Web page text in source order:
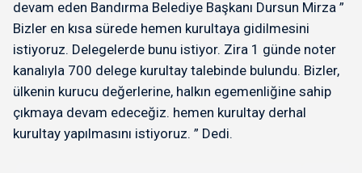
devam eden Bandırma Belediye Başkanı Dursun Mirza ”
Bizler en kısa sürede hemen kurultaya gidilmesini
istiyoruz. Delegelerde bunu istiyor. Zira 1 günde noter
kanalıyla 700 delege kurultay talebinde bulundu. Bizler,
ülkenin kurucu değerlerine, halkın egemenliğine sahip
çıkmaya devam edeceğiz. hemen kurultay derhal
kurultay yapılmasını istiyoruz. ” Dedi.